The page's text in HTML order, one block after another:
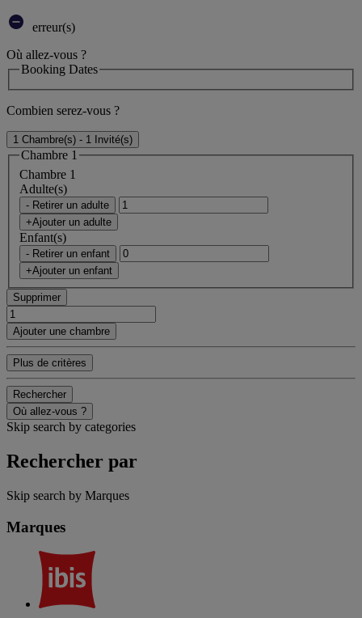
erreur(s)
Où allez-vous ?
Booking Dates
Combien serez-vous ?
1 Chambre(s) - 1 Invité(s)
Chambre 1
Chambre 1
Adulte(s)
- Retirer un adulte
+Ajouter un adulte
Enfant(s)
- Retirer un enfant
+Ajouter un enfant
Supprimer
Ajouter une chambre
Plus de critères
Rechercher
Où allez-vous ?
Skip search by categories
Rechercher par
Skip search by Marques
Marques